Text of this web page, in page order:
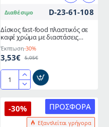
Διαθέσιμο D-23-61-108
Δίσκος fast-food πλαστικός σε
καφέ χρώμα με διαστάσεις
40x30cm
Έκπτωση-30%
3,53€ 5,05€
Δίσκος
food
πλαστικός
ΠΡΟΣΦΟΡΆ
Εξαντλείται γρήγορα
-30%